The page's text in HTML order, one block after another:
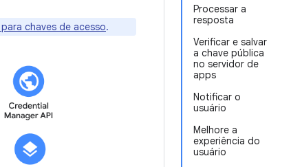
Processar a
resposta
Verificar e salvar
a chave pública
no servidor de
apps
Notificar o
usuário
Melhore a
experiência do
usuário
chaves de acesso.